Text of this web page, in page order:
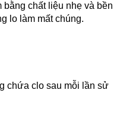
chất liệu nhẹ và bền
lo làm mất chúng.
chứa clo sau mỗi lần sử